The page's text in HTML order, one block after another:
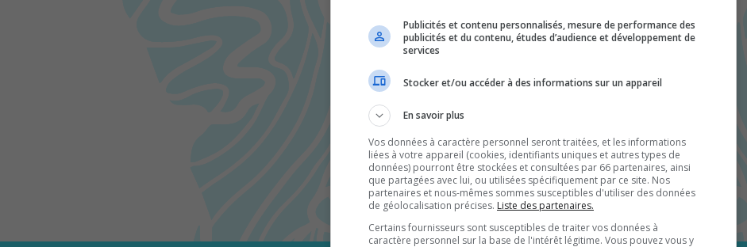
Publicités et contenu personnalisés, mesure de performance des
publicités et du contenu, études d’audience et développement de
services
Stocker et/ou accéder à des informations sur un appareil
En savoir plus
Vos données à caractère personnel seront traitées, et les informations
liées à votre appareil (cookies, identifiants uniques et autres types de
données) pourront être stockées et consultées par 66 partenaires, ainsi
que partagées avec lui, ou utilisées spécifiquement par ce site. Nos
partenaires et nous-mêmes sommes susceptibles d'utiliser des données
de géolocalisation précises. Liste des partenaires.
Certains fournisseurs sont susceptibles de traiter vos données à
caractère personnel sur la base de l'intérêt légitime. Vous pouvez vous y